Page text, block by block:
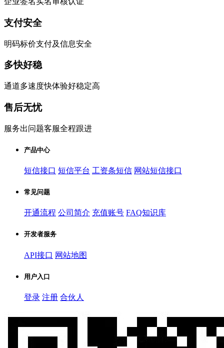
支付安全
明码标价支付及信息安全
多快好稳
通道多速度快体验好稳定高
售后无忧
服务出问题客服全程跟进
产品中心
短信接口 短信平台 工资条短信 网站短信接口
常见问题
开通流程 公司简介 充值账号 FAQ知识库
开发者服务
API接口 网站地图
用户入口
登录 注册 合伙人